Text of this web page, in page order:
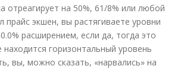
отреагирует на 50%, 61/8% или любой
прайс экшен, вы растягиваете уровни
расширением, если да, тогда это
горизонтальный уровень
вы, можно сказать, «нарвались» на